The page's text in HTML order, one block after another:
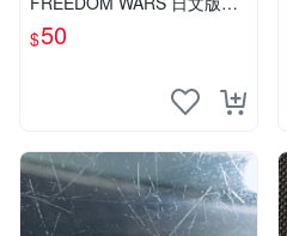
【台中恐龍電玩】
$50